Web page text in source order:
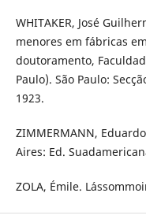
WHITAKER, José
menores em fábricas
doutoramento,
Paulo). São Paulo:
1923.
ZIMMERMANN,
Aires: Ed.
ZOLA, Émile.